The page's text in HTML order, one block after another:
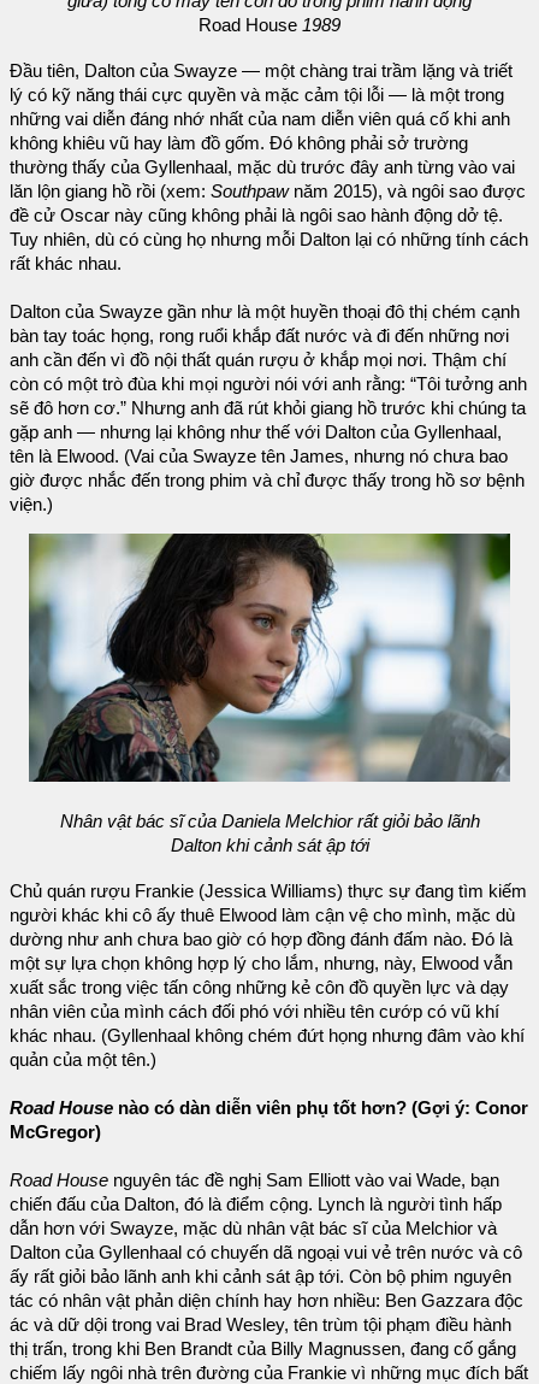
Road House 1989
Đầu tiên, Dalton của Swayze — một chàng trai trầm lặng và triết
lý có kỹ năng thái cực quyền và mặc cảm tội lỗi — là một trong
những vai diễn đáng nhớ nhất của nam diễn viên quá cố khi anh
không khiêu vũ hay làm đồ gốm. Đó không phải sở trường
thường thấy của Gyllenhaal, mặc dù trước đây anh từng vào vai
lăn lộn giang hồ rồi (xem: Southpawnăm 2015), và ngôi sao được
đề cử Oscar này cũng không phải là ngôi sao hành động dở tệ.
Tuy nhiên, dù có cùng họ nhưng mỗi Dalton lại có những tính cách
rất khác nhau.
Dalton của Swayze gần như là một huyền thoại đô thị chém cạnh
bàn tay toác họng, rong ruổi khắp đất nước và đi đến những nơi
anh cần đến vì đồ nội thất quán rượu ở khắp mọi nơi. Thậm chí
còn có một trò đùa khi mọi người nói với anh rằng: “Tôi tưởng anh
sẽ đô hơn cơ.” Nhưng anh đã rút khỏi giang hồ trước khi chúng ta
gặp anh — nhưng lại không như thế với Dalton của Gyllenhaal,
tên là Elwood. (Vai của Swayze tên James, nhưng nó chưa bao
giờ được nhắc đến trong phim và chỉ được thấy trong hồ sơ bệnh
viện.)
Nhân vật bác sĩ của Daniela Melchior rất giỏi bảo lãnh
Dalton khi cảnh sát ập tới
Chủ quán rượu Frankie (Jessica Williams) thực sự đang tìm kiếm
người khác khi cô ấy thuê Elwood làm cận vệ cho mình, mặc dù
dường như anh chưa bao giờ có hợp đồng đánh đấm nào. Đó là
một sự lựa chọn không hợp lý cho lắm, nhưng, này, Elwood vẫn
xuất sắc trong việc tấn công những kẻ côn đồ quyền lực và dạy
nhân viên của mình cách đối phó với nhiều tên cướp có vũ khí
khác nhau. (Gyllenhaal không chém đứt họng nhưng đâm vào khí
quản của một tên.)
Road House nào có dàn diễn viên phụ tốt hơn? (Gợi ý: Conor
McGregor)
Road House nguyên tác đề nghị Sam Elliott vào vai Wade, bạn
chiến đấu của Dalton, đó là điểm cộng. Lynch là người tình hấp
dẫn hơn với Swayze, mặc dù nhân vật bác sĩ của Melchior và
Dalton của Gyllenhaal có chuyến dã ngoại vui vẻ trên nước và cô
ấy rất giỏi bảo lãnh anh khi cảnh sát ập tới. Còn bộ phim nguyên
tác có nhân vật phản diện chính hay hơn nhiều: Ben Gazzara độc
ác và dữ dội trong vai Brad Wesley, tên trùm tội phạm điều hành
thị trấn, trong khi Ben Brandt của Billy Magnussen, đang cố gắng
chiếm lấy ngôi nhà trên đường của Frankie vì những mục đích bất